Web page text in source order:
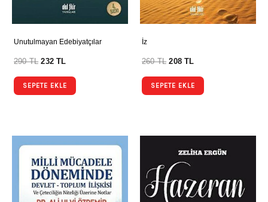
Unutulmayan Edebiyatçılar
290TL 232TL
SEPETE EKLE
İz
260TL 208TL
SEPETE EKLE